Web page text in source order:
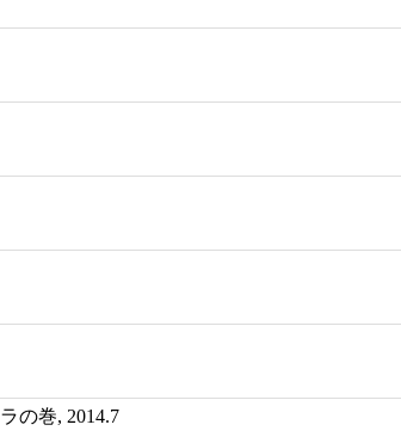
の巻, 2014.7